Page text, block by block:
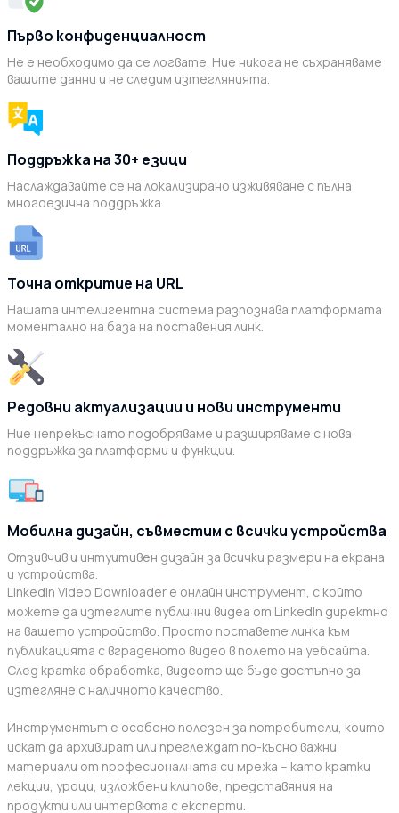
Първо конфиденциалност
Не е необходимо да се логвате. Ние никога не съхраняваме
вашите данни и не следим изтеглянията.
Поддръжка на 30+ езици
Наслаждавайте се на локализирано изживяване с пълна
многоезична поддръжка.
Точна откритие на URL
Нашата интелигентна система разпознава платформата
моментално на база на поставения линк.
Редовни актуализации и нови инструменти
Ние непрекъснато подобряваме и разширяваме с нова
поддръжка за платформи и функции.
Мобилна дизайн, съвместим с всички устройства
Отзивчив и интуитивен дизайн за всички размери на екрана
и устройства.
LinkedIn Video Downloader е онлайн инструмент, с който
можете да изтеглите публични видеа от LinkedIn директно
на вашето устройство. Просто поставете линка към
публикацията с вграденото видео в полето на уебсайта.
След кратка обработка, видеото ще бъде достъпно за
изтегляне с наличното качество.
Инструментът е особено полезен за потребители, които
искат да архивират или преглеждат по-късно важни
материали от професионалната си мрежа – като кратки
лекции, уроци, изложбени клипове, представяния на
продукти или интервюта с експерти.